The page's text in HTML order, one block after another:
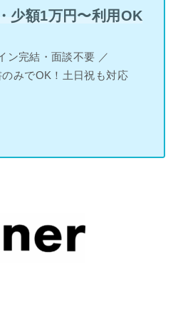
少額1万円〜利用OK
ン完結・面談不要 ／
みでOK！土日祝も対応